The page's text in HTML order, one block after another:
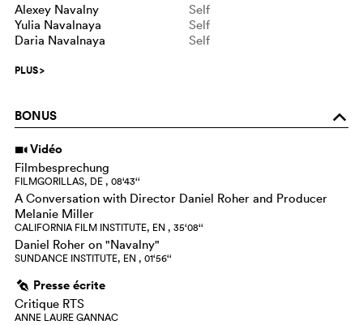
Alexey Navalny
Self
Yulia Navalnaya
Self
Daria Navalnaya
Self
PLUS>
BONUS o
i Vidéo
Filmbesprechung
FILMGORILLAS, DE , 08‘43‘‘
A Conversation with Director Daniel Roher and Producer
Melanie Miller
CALIFORNIA FILM INSTITUTE, EN , 35‘08‘‘
Daniel Roher on "Navalny"
SUNDANCE INSTITUTE, EN , 01‘56‘‘
g Presse écrite
Critique RTS
ANNE LAURE GANNAC